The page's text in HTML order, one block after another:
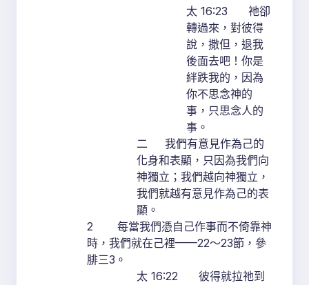
太 16:23 祂卻
轉過來，對彼得
說，撒但，退我
後面去吧！你是
絆跌我的，因為
你不思念神的
事，只思念人的
事。
二 我們有意見作為己的
化身和表顯，只因為我們向
神獨立；我們越向神獨立，
我們就越有意見作為己的表
顯。
2 每當我們憑自己作事而不倚靠神
時，我們就在己裡——22～23節，參
腓三3。
太 16:22 彼得就拉祂到